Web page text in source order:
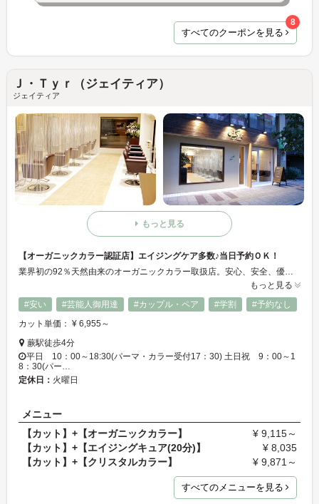
すべてのクーポンを見る
8
Ｊ・Ｔｙｒ（ジェイティア）
ジェイティア
もっと見る
【オーガニックカラー認証店】エイジングケア多数♪当日予約ＯＫ！
業界初の92％天然由来のオーガニックカラー取扱店。安心、安全、優しいカラーをご提供♪ エイジングケアメニューはヘッドスパやヘッドキュア(頭皮環境を正常化する、ホホバオイルやハチミツを使ったマッサージ)を多数ご用意♪ 選べる3コースの白髪染め(ノーマル・オーガニック・明るい白髪染め)ご用意しております。 『落ち着いた店内で月に1度のご褒美時間はいかがですか？』
もっと見る
#安い
#芸能人御用達 #カップル・ペア #学割
#予約なし
カット単価： ¥ 6,955～
蕨駅徒歩4分
平日 10：00～18:30(パーマ・カラー受付17：30) 土日祝 9：00～1
8：30(パー…
定休日： 火曜日
メニュー
【カット】+【オーガニックカラー】
¥ 9,115～
【カット】+【エイジングキュア(20分)】
¥ 8,035
【カット】+【クリスタルカラー】
¥ 9,871～
すべてのメニューを見る